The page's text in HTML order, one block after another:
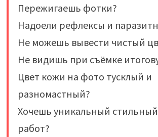
Пережигаешь фотки?
Надоели рефлексы и
Не можешь вывести чистый
Не видишь при съёмке
Цвет кожи на фото тусклый и
разномастный?
Хочешь уникальный стильный
работ? ⠀